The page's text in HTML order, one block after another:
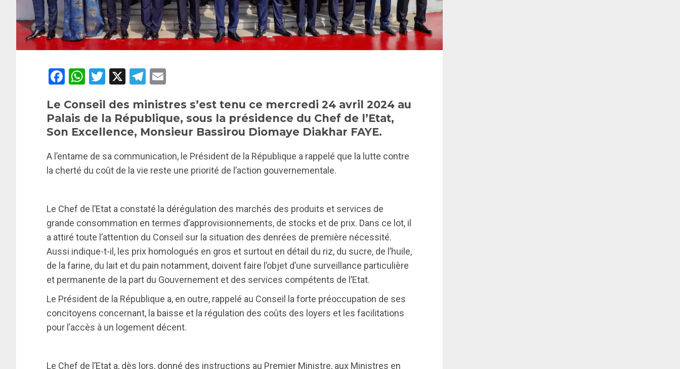
Facebook
WhatsApp
Twitter
X Telegram
Le Conseil des ministres s’est tenu ce mercredi 24 avril 2024 au
Palais de la République, sous la présidence du Chef de l’Etat,
Son Excellence, Monsieur Bassirou Diomaye Diakhar FAYE.
A l’entame de sa communication, le Président de la République a rappelé que la lutte contre
la cherté du coût de la vie reste une priorité de l’action gouvernementale.
Le Chef de l’Etat a constaté la dérégulation des marchés des produits et services de
grande consommation en termes d’approvisionnements, de stocks et de prix. Dans ce lot, il
a attiré toute l’attention du Conseil sur la situation des denrées de première nécessité.
Aussi indique-t-il, les prix homologués en gros et surtout en détail du riz, du sucre, de l’huile,
de la farine, du lait et du pain notamment, doivent faire l’objet d’une surveillance particulière
et permanente de la part du Gouvernement et des services compétents de l’Etat.
Le Président de la République a, en outre, rappelé au Conseil la forte préoccupation de ses
concitoyens concernant, la baisse et la régulation des coûts des loyers et les facilitations
pour l’accès à un logement décent.
Le Chef de l’Etat a, dès lors, donné des instructions au Premier Ministre, aux Ministres en